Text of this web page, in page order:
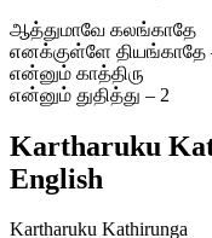
ஆத்துமாவே கலங்காதே
எனக்குள்ளே தியங்காதே
என்னும் காத்திரு
என்னும் துதித்து – 2
Kartharuku
English
Kartharuku Kathirunga